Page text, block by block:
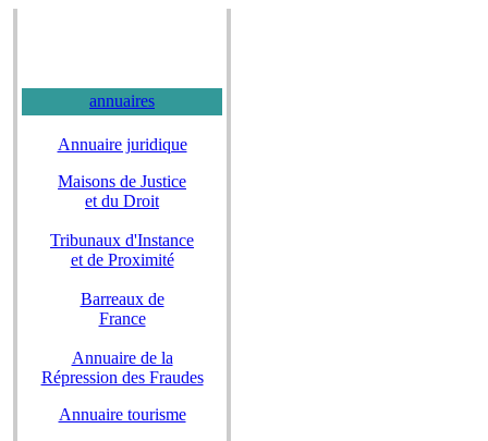
annuaires
Annuaire juridique
Maisons de Justice
et du Droit
Tribunaux d'Instance
et de Proximité
Barreaux de
France
Annuaire de la
Répression des Fraudes
Annuaire tourisme